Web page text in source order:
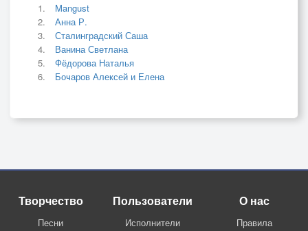
Mangust
Анна Р.
Сталинградский Саша
Ванина Светлана
Фёдорова Наталья
Бочаров Алексей и Елена
Творчество
Песни
Пользователи
Исполнители
О нас
Правила